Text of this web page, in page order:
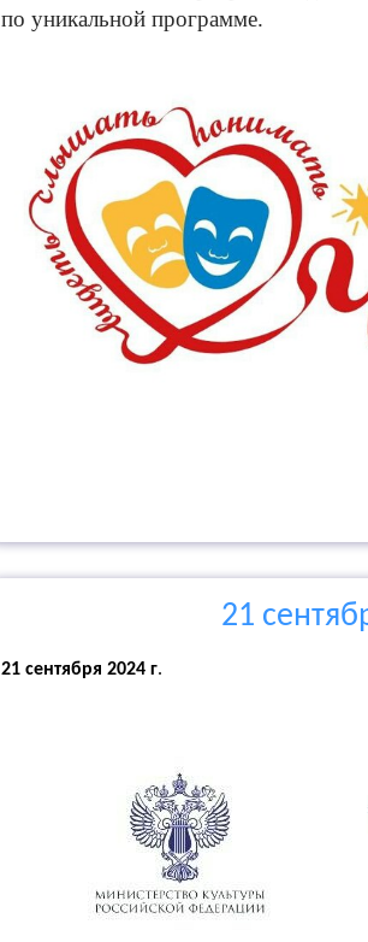
по уникальной программе.
21
21 сентября 2024 г.